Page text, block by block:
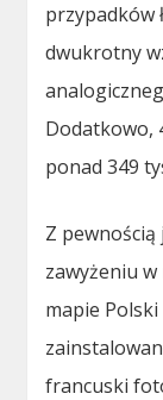
przypadków
dwukrotny
Dodatkowo,
ponad 349
Z
zawyżeniu
mapie Polski
francuski